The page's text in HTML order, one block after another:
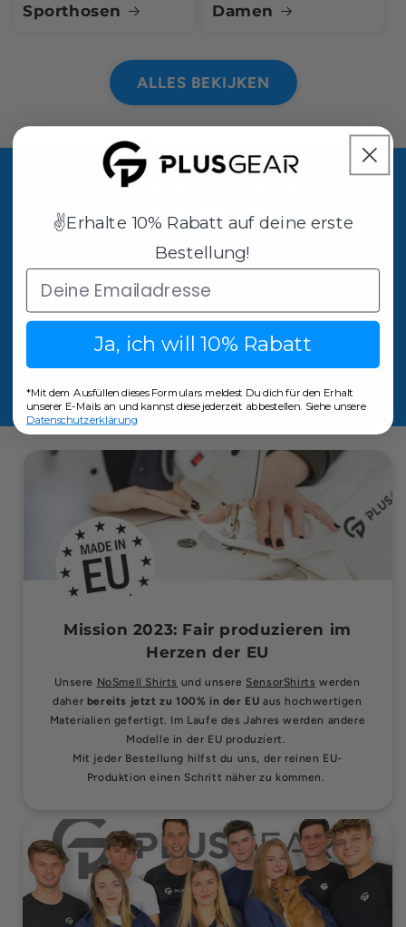
Sporthosen Damen
ALLES BEKIJKEN
Produkte im PlusClub
mitgestalten
Deine Chance, neue Produkte zu testen und mit
Produkte entspringen unserer Community aus
30.000+ Sportler:innen.
Mission 2023: Fair produzieren im
Herzen der EU
Unsere NoSmell Shirts und unsere SensorShirts werden
daher bereits jetzt zu 100% in der EUaus hochwertigen
Materialien gefertigt. Im Laufe des Jahres werden andere
Modelle in der EU produziert.
Mit jeder Bestellung hilfst du uns, der reinen EU-
Produktion einen Schritt näher zu kommen.
✌️Erhalte 10% Rabatt auf deine erste
Bestellung!
Ja, ich will 10% Rabatt
*Mit dem Ausfüllen dieses Formulars meldest Du dich für den Erhalt
unserer E-Mails an und kannst diese jederzeit abbestellen. Siehe unsere
Datenschutzerklärung